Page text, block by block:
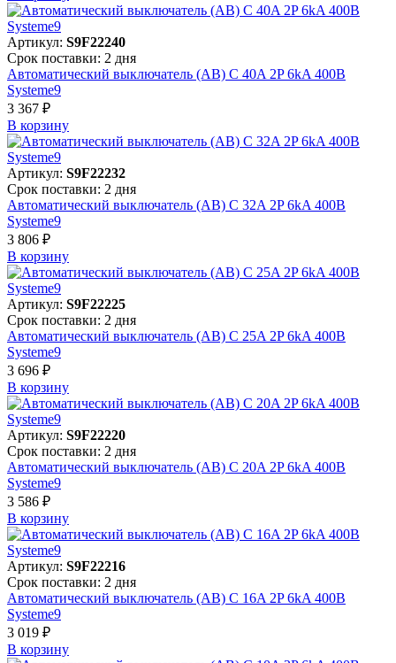
Артикул: S9F22240
Срок поставки: 2 дня
Автоматический выключатель (АВ) C 40A 2P 6kA 400В
Systeme9
3 367 ₽
В корзинy
Артикул: S9F22232
Срок поставки: 2 дня
Автоматический выключатель (АВ) C 32A 2P 6kA 400В
Systeme9
3 806 ₽
В корзинy
Артикул: S9F22225
Срок поставки: 2 дня
Автоматический выключатель (АВ) C 25A 2P 6kA 400В
Systeme9
3 696 ₽
В корзинy
Артикул: S9F22220
Срок поставки: 2 дня
Автоматический выключатель (АВ) C 20A 2P 6kA 400В
Systeme9
3 586 ₽
В корзинy
Артикул: S9F22216
Срок поставки: 2 дня
Автоматический выключатель (АВ) C 16A 2P 6kA 400В
Systeme9
3 019 ₽
В корзинy